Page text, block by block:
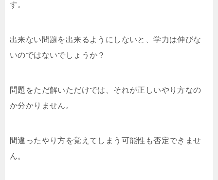
す。
出来ない問題を出来るようにしないと、学力は伸びな
いのではないでしょうか？
問題をただ解いただけでは、それが正しいやり方なの
か分かりません。
間違ったやり方を覚えてしまう可能性も否定できませ
ん。